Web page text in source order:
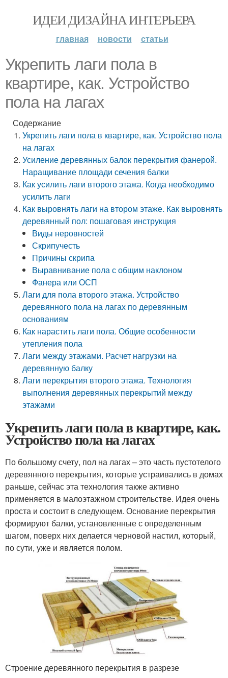
ИДЕИ ДИЗАЙНА ИНТЕРЬЕРА
главная новости статьи
Укрепить лаги пола в
квартире, как. Устройство
пола на лагах
Содержание
Укрепить лаги пола в квартире, как. Устройство пола
на лагах
Усиление деревянных балок перекрытия фанерой.
Наращивание площади сечения балки
Как усилить лаги второго этажа. Когда необходимо
усилить лаги
Как выровнять лаги на втором этаже. Как выровнять
деревянный пол: пошаговая инструкция
Виды неровностей
Скрипучесть
Причины скрипа
Выравнивание пола с общим наклоном
Фанера или ОСП
Лаги для пола второго этажа. Устройство
деревянного пола на лагах по деревянным
основаниям
Как нарастить лаги пола. Общие особенности
утепления пола
Лаги между этажами. Расчет нагрузки на
деревянную балку
Лаги перекрытия второго этажа. Технология
выполнения деревянных перекрытий между
этажами
Укрепить лаги пола в квартире, как.
Устройство пола на лагах
По большому счету, пол на лагах – это часть пустотелого
деревянного перекрытия, которые устраивались в домах
раньше, сейчас эта технология также активно
применяется в малоэтажном строительстве. Идея очень
проста и состоит в следующем. Основание перекрытия
формируют балки, установленные с определенным
шагом, поверх них делается черновой настил, который,
по сути, уже и является полом.
Строение деревянного перекрытия в разрезе